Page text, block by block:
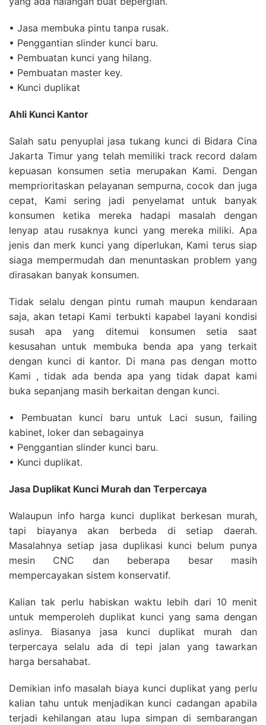
• Jasa membuka pintu tanpa rusak.
• Penggantian slinder kunci baru.
• Pembuatan kunci yang hilang.
• Pembuatan master key.
• Kunci duplikat
Ahli Kunci Kantor
Salah satu penyuplai jasa tukang kunci di Bidara Cina
Jakarta Timur yang telah memiliki track record dalam
kepuasan konsumen setia merupakan Kami. Dengan
memprioritaskan pelayanan sempurna, cocok dan juga
cepat, Kami sering jadi penyelamat untuk banyak
konsumen ketika mereka hadapi masalah dengan
lenyap atau rusaknya kunci yang mereka miliki. Apa
jenis dan merk kunci yang diperlukan, Kami terus siap
siaga mempermudah dan menuntaskan problem yang
dirasakan banyak konsumen.
Tidak selalu dengan pintu rumah maupun kendaraan
saja, akan tetapi Kami terbukti kapabel layani kondisi
susah apa yang ditemui konsumen setia saat
kesusahan untuk membuka benda apa yang terkait
dengan kunci di kantor. Di mana pas dengan motto
Kami , tidak ada benda apa yang tidak dapat kami
buka sepanjang masih berkaitan dengan kunci.
• Pembuatan kunci baru untuk Laci susun, failing
kabinet, loker dan sebagainya
• Penggantian slinder kunci baru.
• Kunci duplikat.
Jasa Duplikat Kunci Murah dan Terpercaya
Walaupun info harga kunci duplikat berkesan murah,
tapi biayanya akan berbeda di setiap daerah.
Masalahnya setiap jasa duplikasi kunci belum punya
mesin CNC dan beberapa besar masih
mempercayakan sistem konservatif.
Kalian tak perlu habiskan waktu lebih dari 10 menit
untuk memperoleh duplikat kunci yang sama dengan
aslinya. Biasanya jasa kunci duplikat murah dan
terpercaya selalu ada di tepi jalan yang tawarkan
harga bersahabat.
Demikian info masalah biaya kunci duplikat yang perlu
kalian tahu untuk menjadikan kunci cadangan apabila
terjadi kehilangan atau lupa simpan di sembarangan